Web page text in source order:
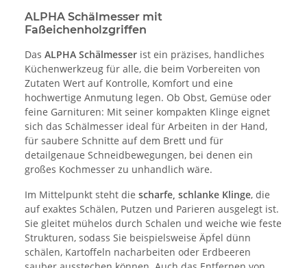
ALPHA Schälmesser mit
Faßeichenholzgriffen
Das ALPHA Schälmesser ist ein präzises, handliches
Küchenwerkzeug für alle, die beim Vorbereiten von
Zutaten Wert auf Kontrolle, Komfort und eine
hochwertige Anmutung legen. Ob Obst, Gemüse oder
feine Garnituren: Mit seiner kompakten Klinge eignet
sich das Schälmesser ideal für Arbeiten in der Hand,
für saubere Schnitte auf dem Brett und für
detailgenaue Schneidbewegungen, bei denen ein
großes Kochmesser zu unhandlich wäre.
Im Mittelpunkt steht die scharfe, schlanke Klinge, die
auf exaktes Schälen, Putzen und Parieren ausgelegt ist.
Sie gleitet mühelos durch Schalen und weiche wie feste
Strukturen, sodass Sie beispielsweise Äpfel dünn
schälen, Kartoffeln nacharbeiten oder Erdbeeren